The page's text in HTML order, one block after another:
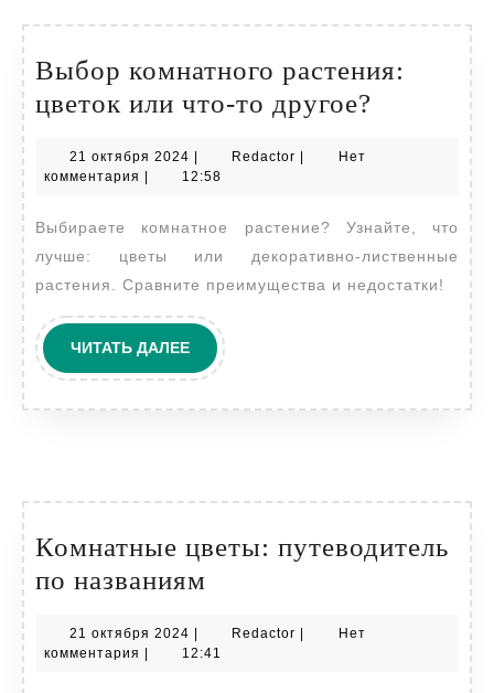
Выбор комнатного растения:
цветок или что-то другое?
растения:
или
что-
то
21 октября 2024 21
октября
Redactor Redactor
Нет
комментария
12:58
Выбираете комнатное растение? Узнайте, что
лучше: цветы или декоративно-лиственные
растения. Сравните преимущества и недостатки!
ЧИТАТЬ ДАЛЕЕЧИТАТЬ
ДАЛЕЕ
Комнатные цветы: путеводитель
по названиям
путеводитель
21 октября 2024 21
октября
| Redactor Redactor
|
Нет
комментария | 12:41